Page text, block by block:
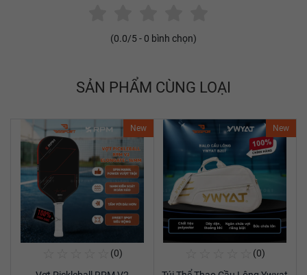
(0.0/5 - 0 bình chọn)
SẢN PHẨM CÙNG LOẠI
New
(0)
New
(0)